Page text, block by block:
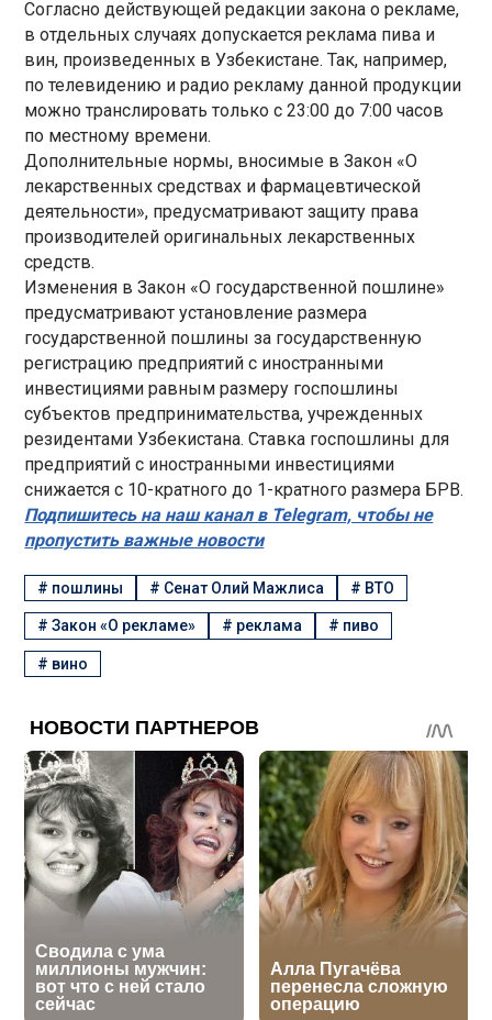
Согласно действующей редакции закона о рекламе,
в отдельных случаях допускается реклама пива и
вин, произведенных в Узбекистане. Так, например,
по телевидению и радио рекламу данной продукции
можно транслировать только с 23:00 до 7:00 часов
по местному времени.
Дополнительные нормы, вносимые в Закон «О
лекарственных средствах и фармацевтической
деятельности», предусматривают защиту права
производителей оригинальных лекарственных
средств.
Изменения в Закон «О государственной пошлине»
предусматривают установление размера
государственной пошлины за государственную
регистрацию предприятий с иностранными
инвестициями равным размеру госпошлины
субъектов предпринимательства, учрежденных
резидентами Узбекистана. Ставка госпошлины для
предприятий с иностранными инвестициями
снижается с 10-кратного до 1-кратного размера БРВ.
Подпишитесь на наш канал в Telegram, чтобы не
пропустить важные новости
# пошлины # Сенат Олий Мажлиса # ВТО
#Закон «О рекламе» # реклама # пиво
# вино